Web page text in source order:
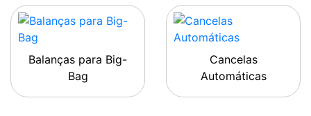
Balanças para Big-
Bag
Cancelas
Automáticas